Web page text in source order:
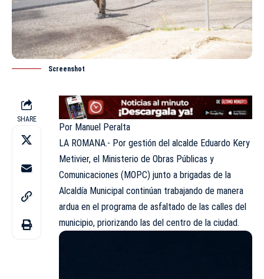
Screenshot
SHARE
Por Manuel Peralta
LA ROMANA.- Por gestión del alcalde Eduardo Kery
Metivier, el Ministerio de Obras Públicas y
Comunicaciones (MOPC) junto a brigadas de la
Alcaldía Municipal continúan trabajando de manera
ardua en el programa de asfaltado de las calles del
municipio, priorizando las del centro de la ciudad.